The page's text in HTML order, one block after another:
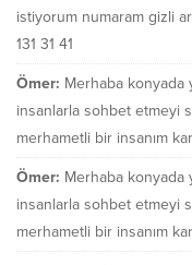
istiyorum numaram gizli
131 31 41
Ömer: Merhaba konyada
insanlarla sohbet etmeyi
merhametli bir insanım
Ömer: Merhaba konyada
insanlarla sohbet etmeyi
merhametli bir insanım